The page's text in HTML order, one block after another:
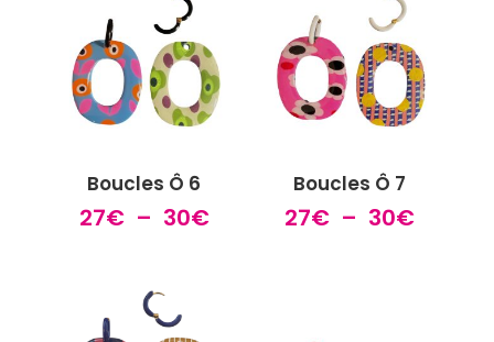
30€
30€
Boucles Ô 6
27€ – 30€Plage
Boucles Ô 7
27€ – 30€Plage